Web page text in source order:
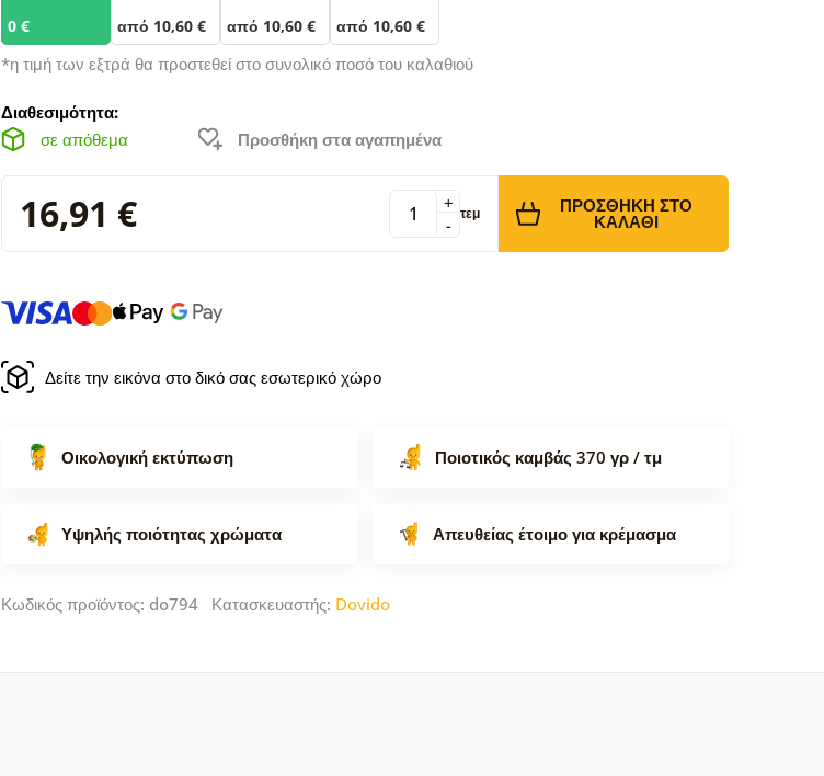
0 € από 10,60 € από 10,60 € από 10,60 €
*η τιμή των εξτρά θα προστεθεί στο συνολικό ποσό του καλαθιού
Διαθεσιμότητα:
σε απόθεμα
Προσθήκη στα αγαπημένα
16,91 € -
+ τεμ ΠΡΟΣΘΉΚΗ ΣΤΟ
ΚΑΛΆΘΙ
Δείτε την εικόνα στο δικό σας εσωτερικό χώρο
Οικολογική εκτύπωση Ποιοτικός καμβάς 370 γρ / τμ
Υψηλής ποιότητας χρώματα Απευθείας έτοιμο για κρέμασμα
Κωδικός προϊόντος: do794 Κατασκευαστής: Dovido